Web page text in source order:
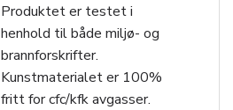
Produktet er testet i
henhold til både miljø- og
brannforskrifter.
Kunstmaterialet er 100%
fritt for cfc/kfk avgasser.